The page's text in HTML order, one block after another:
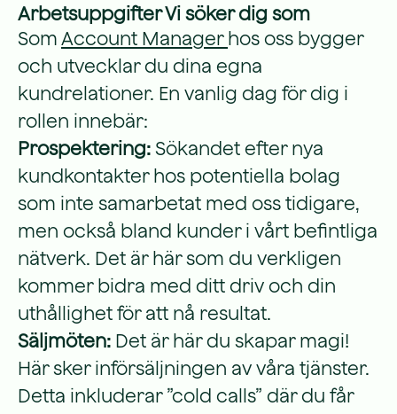
Arbetsuppgifter Vi söker dig som
Som Account Manager hos oss bygger
och utvecklar du dina egna
kundrelationer. En vanlig dag för dig i
rollen innebär:
Prospektering: Sökandet efter nya
kundkontakter hos potentiella bolag
som inte samarbetat med oss tidigare,
men också bland kunder i vårt befintliga
nätverk. Det är här som du verkligen
kommer bidra med ditt driv och din
uthållighet för att nå resultat.
Säljmöten: Det är här du skapar magi!
Här sker införsäljningen av våra tjänster.
Detta inkluderar ”cold calls” där du får